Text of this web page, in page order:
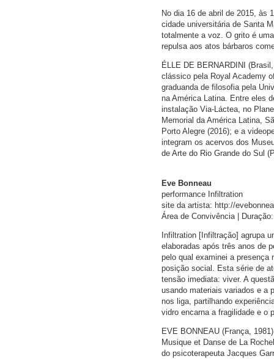
No dia 16 de abril de 2015, às
cidade universitária de Santa
totalmente a voz. O grito é
repulsa aos atos bárbaros
ÉLLE DE BERNARDINI
clássico pela Royal Academy
graduanda de filosofia pela
na América Latina. Entre eles
instalação Via-Láctea, no
Memorial da América Latina,
Porto Alegre (2016); e a
integram os acervos dos
de Arte do Rio Grande do Sul
Eve Bonneau
performance Infiltration
site da artista: http://
Área de Convivência |
Infiltration [Infiltração] agrupa
elaboradas após três anos de
pelo qual examinei a presença
posição social. Esta série de
tensão imediata: viver. A
usando materiais variados e a
nos liga, partilhando
vidro encarna a fragilidade e o
EVE BONNEAU (França,
Musique et Danse de La
do psicoterapeuta Jacques